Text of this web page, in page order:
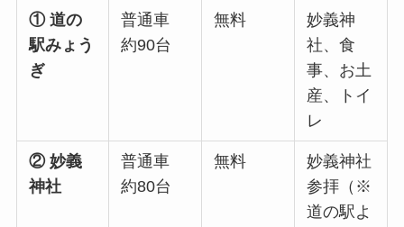
① 道の
駅みょう
ぎ
普通車
約90台
無料
妙義神
社、食
事、お土
産、トイ
レ
② 妙義
神社
普通車
約80台
無料
妙義神社
参拝（※
道の駅よ